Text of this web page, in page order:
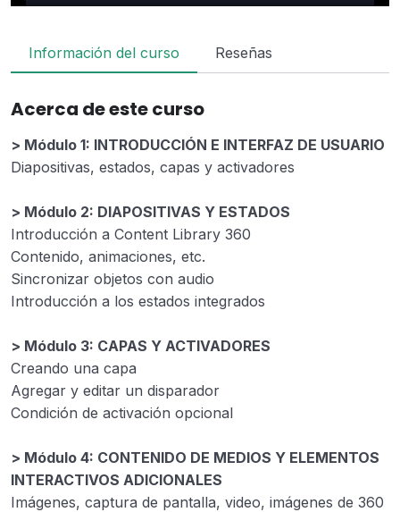
Play
Mute
Settings
PIP
Enter
Información del curso Reseñas
Acerca de este curso
> Módulo 1: INTRODUCCIÓN E INTERFAZ DE USUARIO
Diapositivas, estados, capas y activadores
> Módulo 2: DIAPOSITIVAS Y ESTADOS
Introducción a Content Library 360
Contenido, animaciones, etc.
Sincronizar objetos con audio
Introducción a los estados integrados
> Módulo 3: CAPAS Y ACTIVADORES
Creando una capa
Agregar y editar un disparador
Condición de activación opcional
> Módulo 4: CONTENIDO DE MEDIOS Y ELEMENTOS
INTERACTIVOS ADICIONALES
Imágenes, captura de pantalla, video, imágenes de 360 ​​